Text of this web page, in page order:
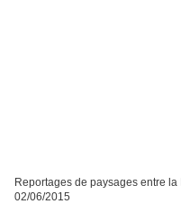
Reportages de paysages entre
02/06/2015